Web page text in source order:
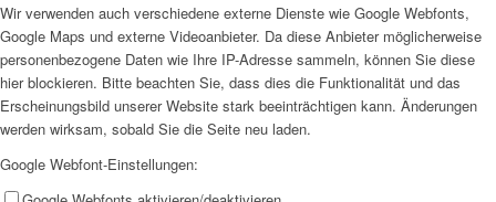
Wir verwenden auch verschiedene externe Dienste wie Google Webfonts,
Google Maps und externe Videoanbieter. Da diese Anbieter möglicherweise
personenbezogene Daten wie Ihre IP-Adresse sammeln, können Sie diese
hier blockieren. Bitte beachten Sie, dass dies die Funktionalität und das
Erscheinungsbild unserer Website stark beeinträchtigen kann. Änderungen
werden wirksam, sobald Sie die Seite neu laden.
Google Webfont-Einstellungen: